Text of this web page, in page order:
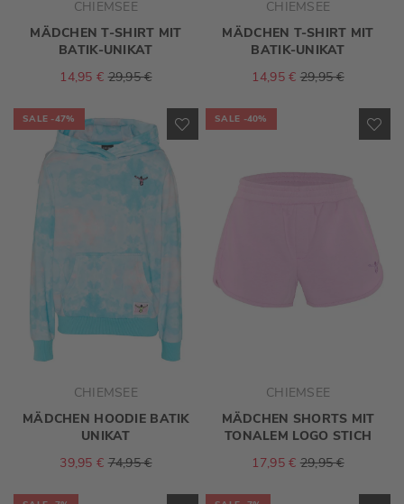
CHIEMSEE
MÄDCHEN T-SHIRT MIT
BATIK-UNIKAT
14,95 € 29,95 €
CHIEMSEE
MÄDCHEN T-SHIRT MIT
BATIK-UNIKAT
14,95 € 29,95 €
SALE -47%
ZUR
CHIEMSEE
MÄDCHEN HOODIE BATIK
UNIKAT
39,95 € 74,95 €
SALE -40%
CHIEMSEE
MÄDCHEN SHORTS MIT
TONALEM LOGO STICH
17,95 € 29,95 €